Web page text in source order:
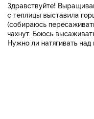
Здравствуйте!
с теплицы выставила
(собираюсь
чахнут. Боюсь
Нужно ли натягивать над